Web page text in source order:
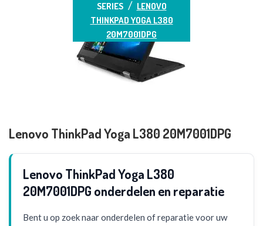
SERIES
LENOVO
THINKPAD YOGA L380
20M7001DPG
Lenovo ThinkPad Yoga L380 20M7001DPG
Lenovo ThinkPad Yoga L380
20M7001DPG onderdelen en reparatie
Bent u op zoek naar onderdelen of reparatie voor uw